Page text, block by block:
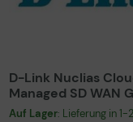
D-Link Nuclias
Managed SD WAN
Lizenz 5 Jahre für
Auf Lager: Lieferung in